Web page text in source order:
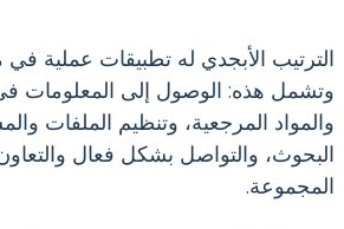
الترتيب الأبجدي له تطبيقات عملية
وتشمل هذه: الوصول إلى المعلومات في
والمواد المرجعية، وتنظيم الملفات
البحوث، والتواصل بشكل فعال
المجموعة.